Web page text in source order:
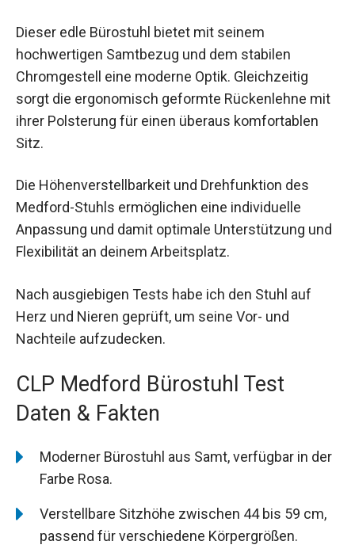
Dieser edle Bürostuhl bietet mit seinem
hochwertigen Samtbezug und dem stabilen
Chromgestell eine moderne Optik. Gleichzeitig
sorgt die ergonomisch geformte Rückenlehne mit
ihrer Polsterung für einen überaus komfortablen
Sitz.
Die Höhenverstellbarkeit und Drehfunktion des
Medford-Stuhls ermöglichen eine individuelle
Anpassung und damit optimale Unterstützung und
Flexibilität an deinem Arbeitsplatz.
Nach ausgiebigen Tests habe ich den Stuhl auf
Herz und Nieren geprüft, um seine Vor- und
Nachteile aufzudecken.
CLP Medford Bürostuhl Test
Daten & Fakten
Moderner Bürostuhl aus Samt, verfügbar in der
Farbe Rosa.
Verstellbare Sitzhöhe zwischen 44 bis 59 cm,
passend für verschiedene Körpergrößen.